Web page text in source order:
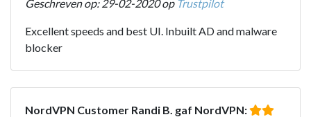
Geschreven op: 29-02-2020 op Trustpilot
Excellent speeds and best UI. Inbuilt AD and malware
blocker
NordVPN Customer Randi B. gaf NordVPN: